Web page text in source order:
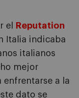
el
Reputation
Italia indicaba
italianos
mejor
enfrentarse a la
dato se